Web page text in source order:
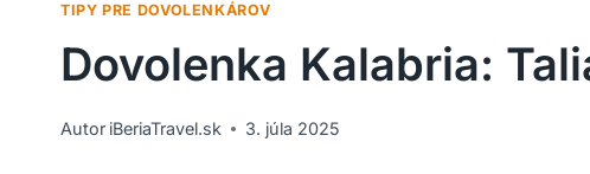
TIPY PRE DOVOLENKÁROV
Dovolenka Kalabria:
Autor iBeriaTravel.sk 3. júla 2025